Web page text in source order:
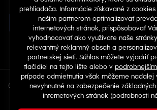
© Copyright 2026 TOP 1 IT Solutions,